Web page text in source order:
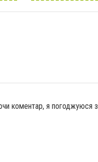
коментар, я погоджуюся з